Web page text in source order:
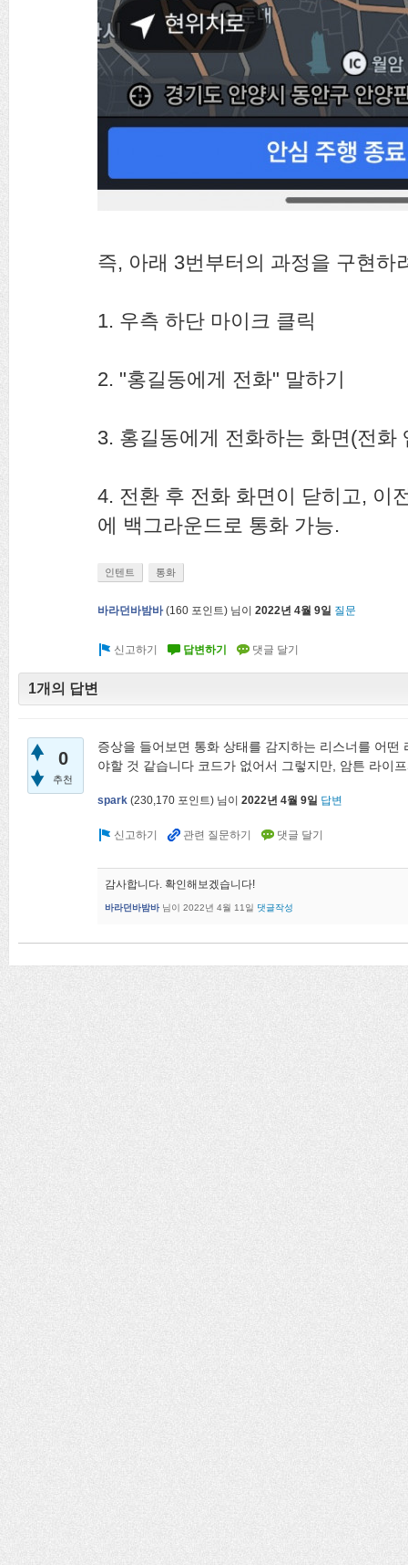
즉, 아래 3번부터의 과정을 구현하
1. 우측 하단 마이크 클릭
2. "홍길동에게 전화" 말하기
3. 홍길동에게 전화하는 화면(전화
4. 전환 후 전화 화면이 닫히고, 이
에 백그라운드로 통화 가능.
인텐트 통화
바라던바밤바 (160 포인트) 님이 2022년 4월 9일 질문
1개의 답변
0
추천
증상을 들어보면 통화 상태를 감지하는 리스너를 어
야할 것 같습니다 코드가 없어서 그렇지만, 암튼 라이
spark (230,170 포인트) 님이 2022년 4월 9일 답변
감사합니다. 확인해보겠습니다!
바라던바밤바 님이 2022년 4월 11일 댓글작성